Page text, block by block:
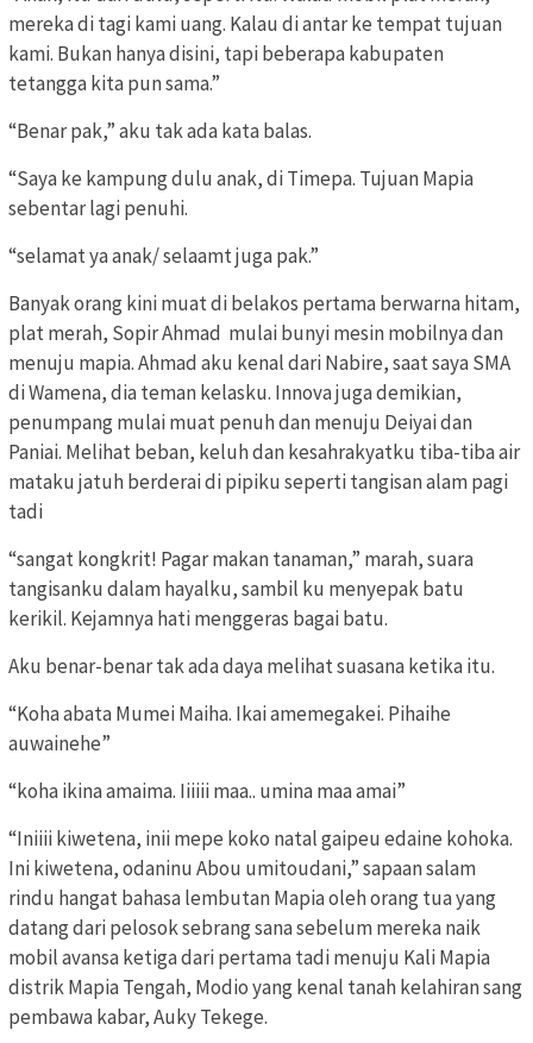
mereka di tagi kami uang. Kalau di antar ke tempat tujuan
kami. Bukan hanya disini, tapi beberapa kabupaten
tetangga kita pun sama.”
“Benar pak,” aku tak ada kata balas.
“Saya ke kampung dulu anak, di Timepa. Tujuan Mapia
sebentar lagi penuhi.
“selamat ya anak/ selaamt juga pak.”
Banyak orang kini muat di belakos pertama berwarna hitam,
plat merah, Sopir Ahmad mulai bunyi mesin mobilnya dan
menuju mapia. Ahmad aku kenal dari Nabire, saat saya SMA
di Wamena, dia teman kelasku. Innova juga demikian,
penumpang mulai muat penuh dan menuju Deiyai dan
Paniai. Melihat beban, keluh dan kesahrakyatku tiba-tiba air
mataku jatuh berderai di pipiku seperti tangisan alam pagi
tadi
“sangat kongkrit! Pagar makan tanaman,” marah, suara
tangisanku dalam hayalku, sambil ku menyepak batu
kerikil. Kejamnya hati menggeras bagai batu.
Aku benar-benar tak ada daya melihat suasana ketika itu.
“Koha abata Mumei Maiha. Ikai amemegakei. Pihaihe
auwainehe”
“koha ikina amaima. Iiiiii maa.. umina maa amai”
“Iniiii kiwetena, inii mepe koko natal gaipeu edaine kohoka.
Ini kiwetena, odaninu Abou umitoudani,” sapaan salam
rindu hangat bahasa lembutan Mapia oleh orang tua yang
datang dari pelosok sebrang sana sebelum mereka naik
mobil avansa ketiga dari pertama tadi menuju Kali Mapia
distrik Mapia Tengah, Modio yang kenal tanah kelahiran sang
pembawa kabar, Auky Tekege.